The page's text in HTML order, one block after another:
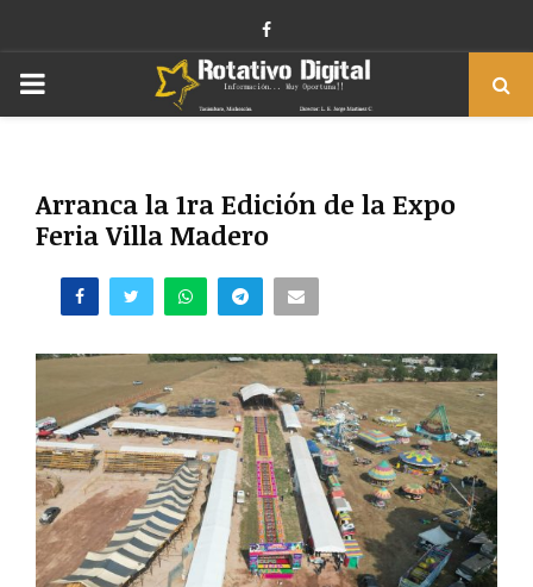
Facebook
PRIMARY
Arranca la 1ra Edición de la Expo
Feria Villa Madero